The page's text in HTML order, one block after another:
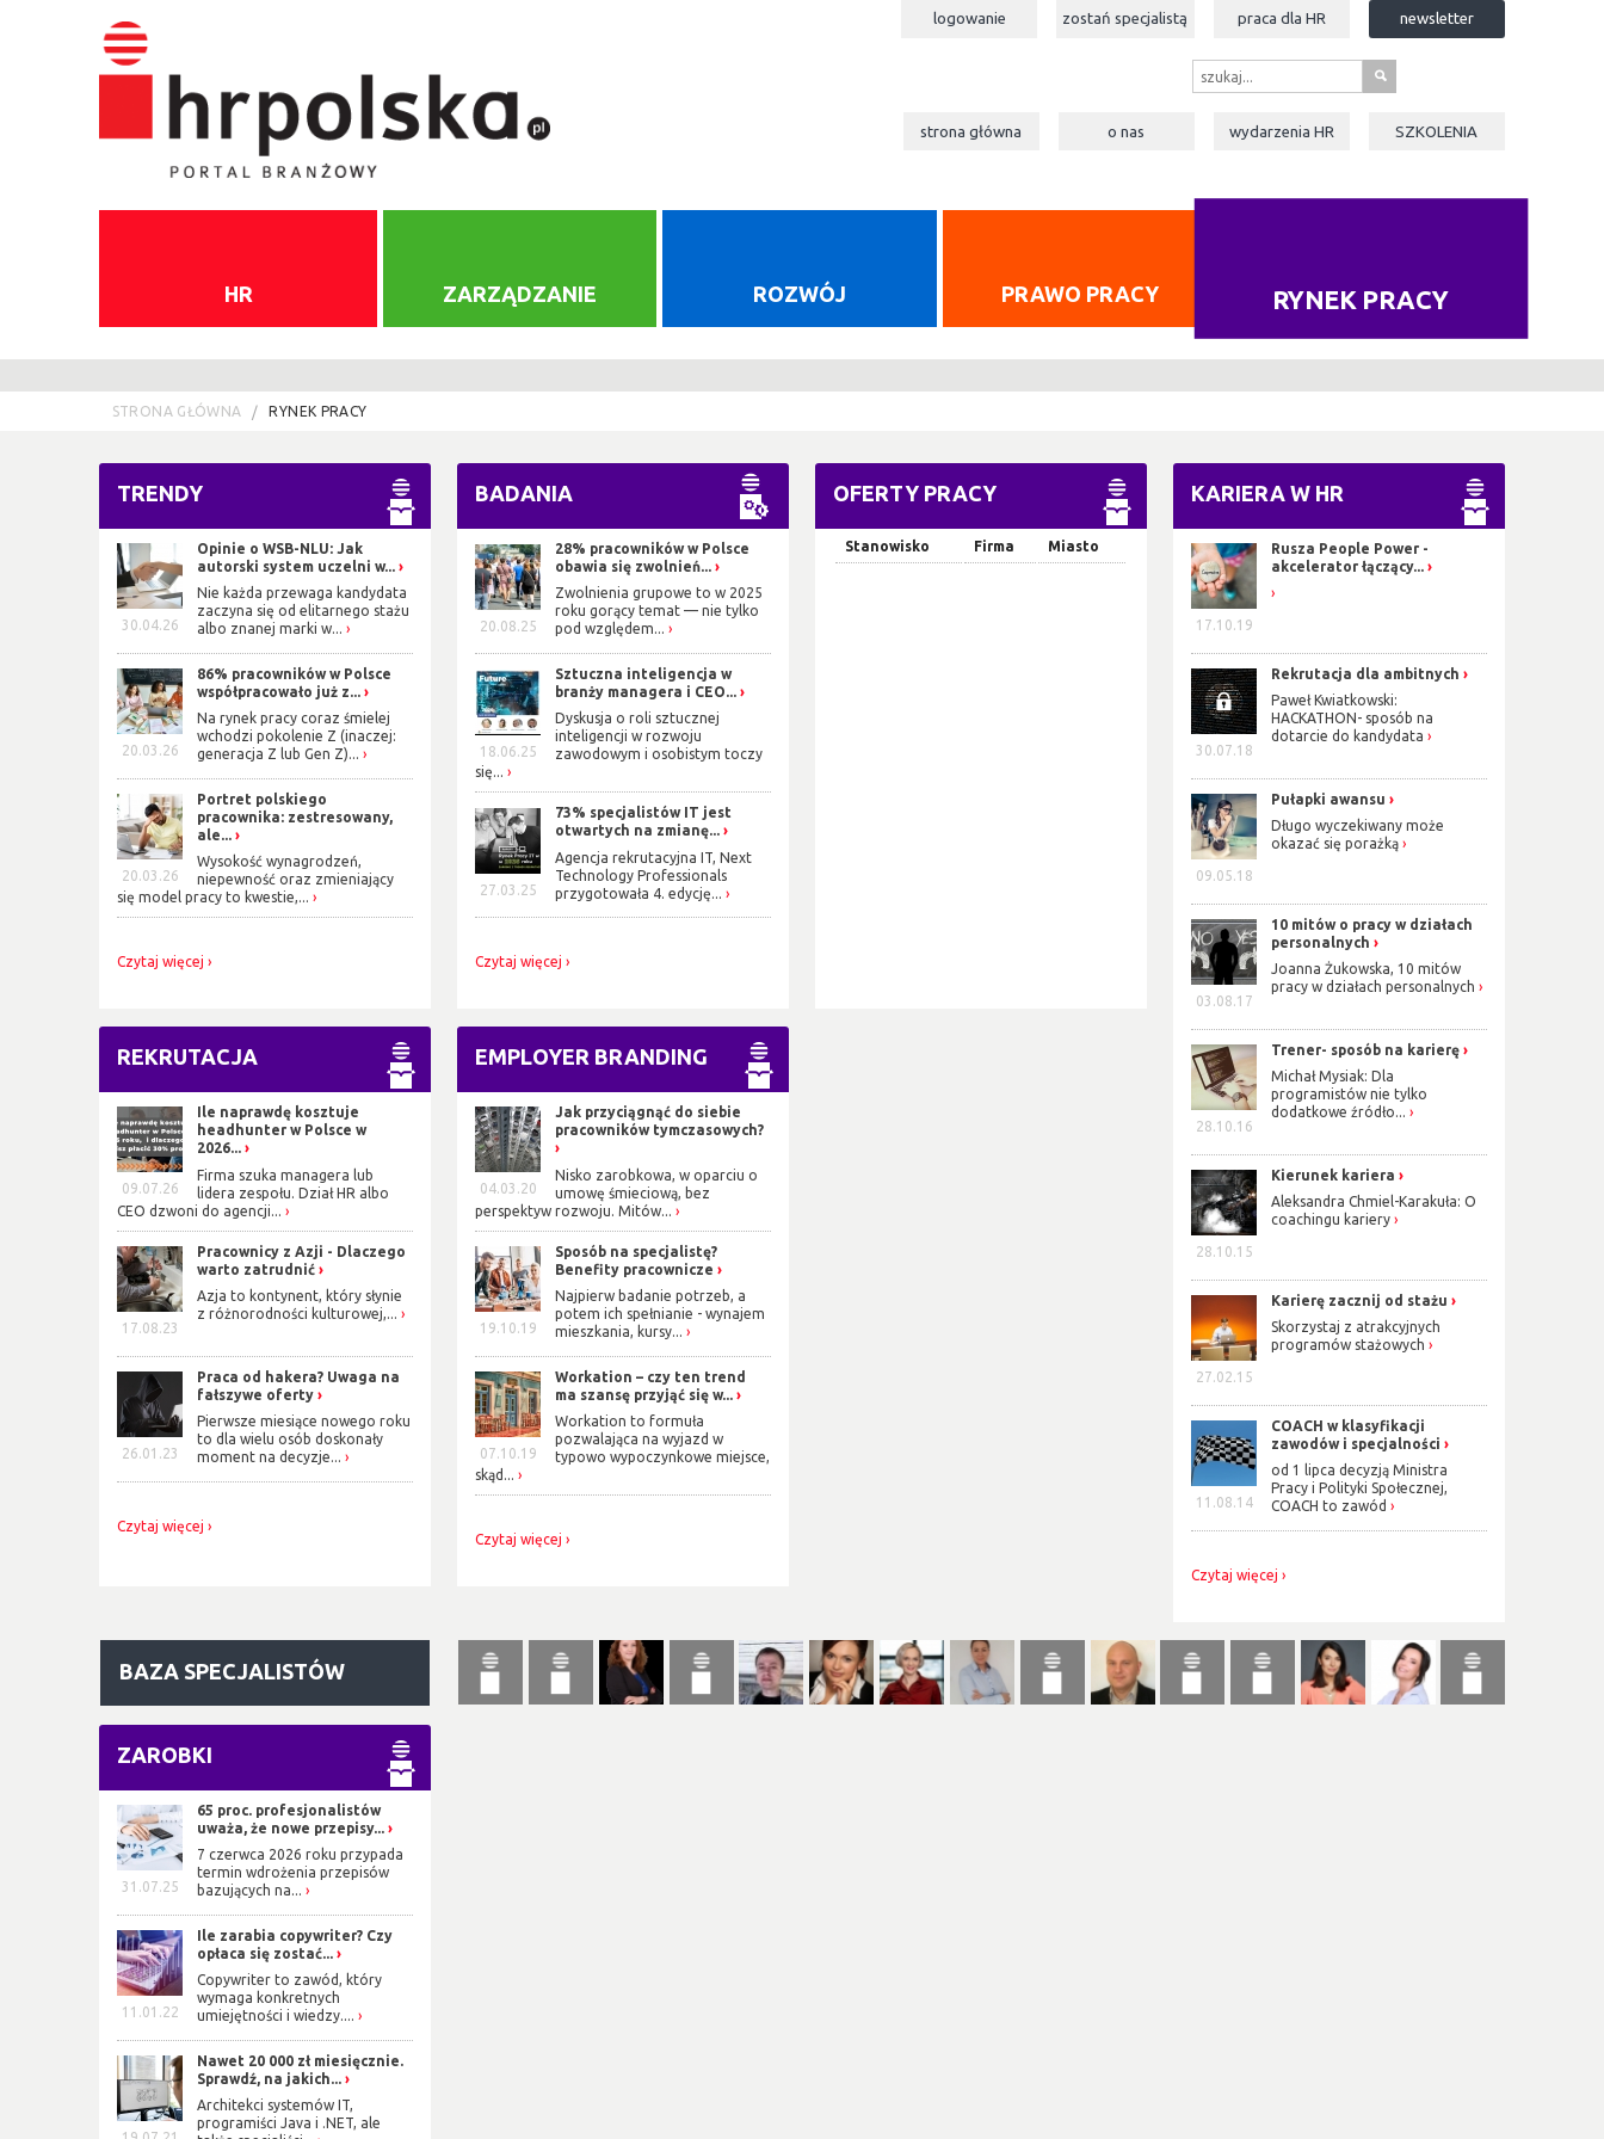
logowanie zostań specjalistą praca dla HR newsletter
s
strona główna o nas wydarzenia HR SZKOLENIA
HR ZARZĄDZANIE ROZWÓJ PRAWO PRACY RYNEK PRACY
STRONA GŁÓWNA RYNEK PRACY
TRENDY
30.04.26
Opinie o WSB-NLU: Jak
autorski system uczelni w...
Nie każda przewaga kandydata
zaczyna się od elitarnego stażu
albo znanej marki w...
20.03.26
86% pracowników w Polsce
współpracowało już z...
Na rynek pracy coraz śmielej
wchodzi pokolenie Z (inaczej:
generacja Z lub Gen Z)...
20.03.26
Portret polskiego
pracownika: zestresowany,
ale...
Wysokość wynagrodzeń,
niepewność oraz zmieniający
się model pracy to kwestie,...
Czytaj więcej
BADANIA
20.08.25
28% pracowników w Polsce
obawia się zwolnień...
Zwolnienia grupowe to w 2025
roku gorący temat — nie tylko
pod względem...
18.06.25
Sztuczna inteligencja w
branży managera i CEO...
Dyskusja o roli sztucznej
inteligencji w rozwoju
zawodowym i osobistym toczy
się...
27.03.25
73% specjalistów IT jest
otwartych na zmianę...
Agencja rekrutacyjna IT, Next
Technology Professionals
przygotowała 4. edycję...
Czytaj więcej
OFERTY PRACY
Stanowisko Firma Miasto
REKRUTACJA
09.07.26
Ile naprawdę kosztuje
headhunter w Polsce w
2026...
Firma szuka managera lub
lidera zespołu. Dział HR albo
CEO dzwoni do agencji...
17.08.23
Pracownicy z Azji - Dlaczego
warto zatrudnić
Azja to kontynent, który słynie
z różnorodności kulturowej,...
26.01.23
Praca od hakera? Uwaga na
fałszywe oferty
Pierwsze miesiące nowego roku
to dla wielu osób doskonały
moment na decyzje...
Czytaj więcej
EMPLOYER BRANDING
04.03.20
Jak przyciągnąć do siebie
pracowników tymczasowych?
Nisko zarobkowa, w oparciu o
umowę śmieciową, bez
perspektyw rozwoju. Mitów...
19.10.19
Sposób na specjalistę?
Benefity pracownicze
Najpierw badanie potrzeb, a
potem ich spełnianie - wynajem
mieszkania, kursy...
07.10.19
Workation – czy ten trend
ma szansę przyjąć się w...
Workation to formuła
pozwalająca na wyjazd w
typowo wypoczynkowe miejsce,
skąd...
Czytaj więcej
KARIERA W HR
17.10.19
Rusza People Power -
akcelerator łączący...
30.07.18
Rekrutacja dla ambitnych
Paweł Kwiatkowski:
HACKATHON- sposób na
dotarcie do kandydata
09.05.18
Pułapki awansu
Długo wyczekiwany może
okazać się porażką
03.08.17
10 mitów o pracy w działach
personalnych
Joanna Żukowska, 10 mitów
pracy w działach personalnych
28.10.16
Trener- sposób na karierę
Michał Mysiak: Dla
programistów nie tylko
dodatkowe źródło...
28.10.15
Kierunek kariera
Aleksandra Chmiel-Karakuła: O
coachingu kariery
27.02.15
Karierę zacznij od stażu
Skorzystaj z atrakcyjnych
programów stażowych
11.08.14
COACH w klasyfikacji
zawodów i specjalności
od 1 lipca decyzją Ministra
Pracy i Polityki Społecznej,
COACH to zawód
Czytaj więcej
BAZA SPECJALISTÓW
ZAROBKI
31.07.25
65 proc. profesjonalistów
uważa, że nowe przepisy...
7 czerwca 2026 roku przypada
termin wdrożenia przepisów
bazujących na...
11.01.22
Ile zarabia copywriter? Czy
opłaca się zostać...
Copywriter to zawód, który
wymaga konkretnych
umiejętności i wiedzy....
Nawet 20 000 zł miesięcznie.
Sprawdź, na jakich...
Architekci systemów IT,
programiści Java i .NET, ale